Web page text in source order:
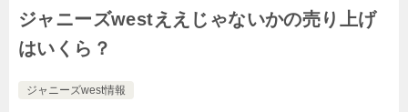
ジャニーズwestええじゃないかの売り上げ
はいくら？
ジャニーズwest情報